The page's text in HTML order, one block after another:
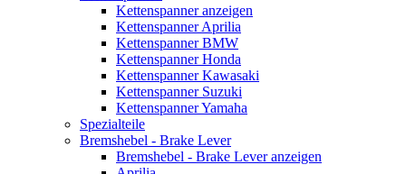
Kettenspanner anzeigen
Kettenspanner Aprilia
Kettenspanner BMW
Kettenspanner Honda
Kettenspanner Kawasaki
Kettenspanner Suzuki
Kettenspanner Yamaha
Spezialteile
Bremshebel - Brake Lever
Bremshebel - Brake Lever anzeigen